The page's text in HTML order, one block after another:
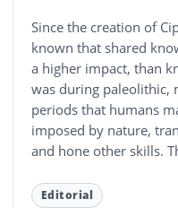
Since the creation of
known that shared
a higher impact, than
was during paleolithic,
periods that humans
imposed by nature,
and hone other skills.
Editorial